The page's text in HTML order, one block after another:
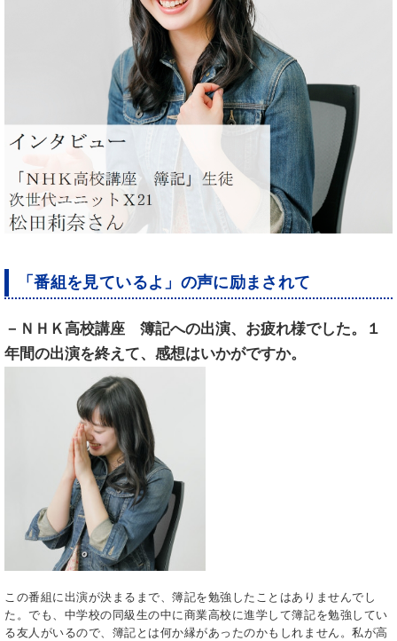
「番組を見ているよ」の声に励まされて
－ＮＨＫ高校講座 簿記への出演、お疲れ様でした。１
年間の出演を終えて、感想はいかがですか。
この番組に出演が決まるまで、簿記を勉強したことはありませんでし
た。でも、中学校の同級生の中に商業高校に進学して簿記を勉強してい
る友人がいるので、簿記とは何か縁があったのかもしれません。私が高